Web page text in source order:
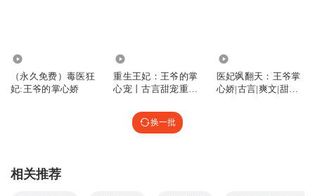
（永久免费）毒医狂
妃:王爷的掌心娇
重生王妃：王爷的掌
心宠丨古言甜宠重生
医妃飒翻天：王爷掌
心娇|古言|爽文|甜宠|
换一批
相关推荐